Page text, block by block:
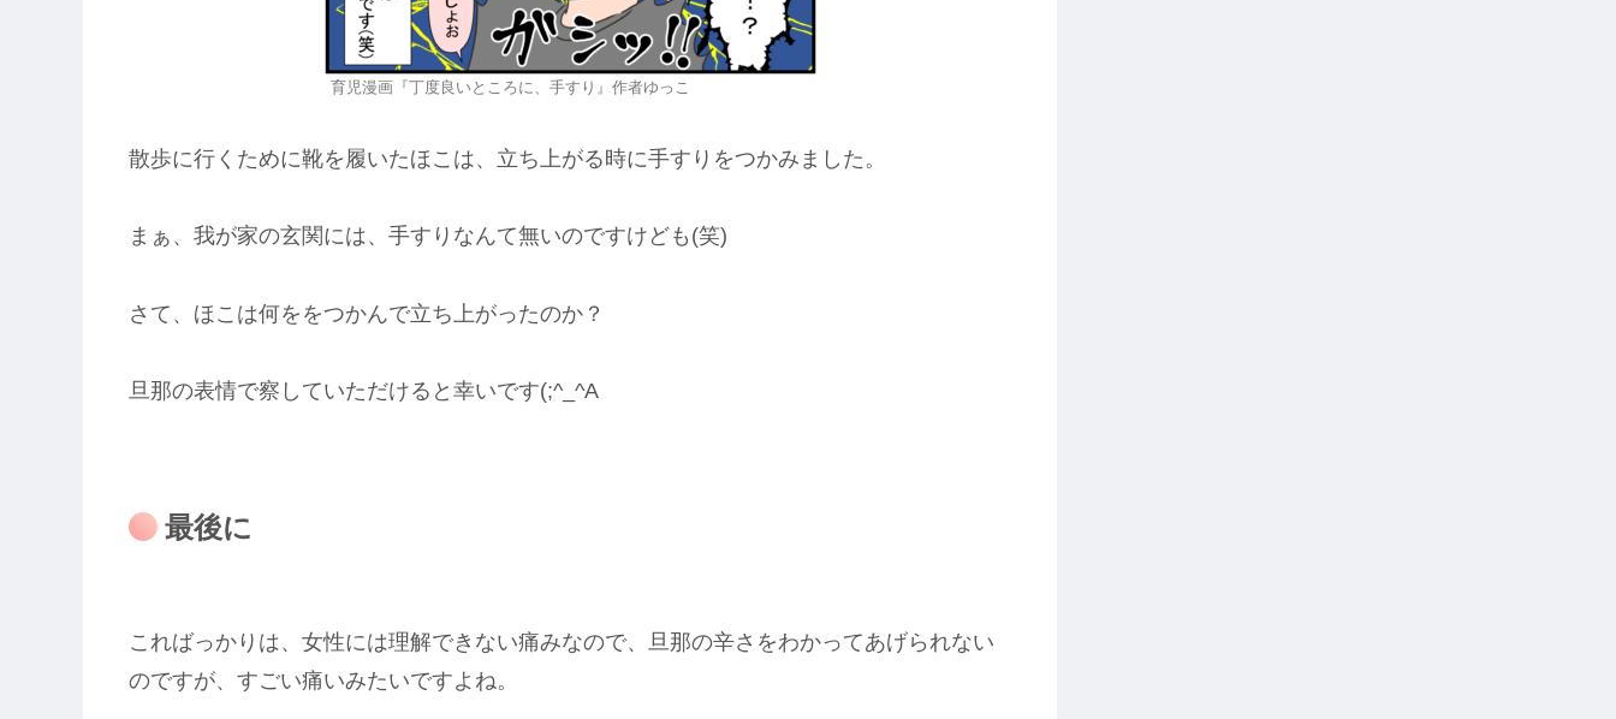
育児漫画『丁度良いところに、手すり』作者ゆっこ
散歩に行くために靴を履いたほこは、立ち上がる時に手すりをつかみました。
まぁ、我が家の玄関には、手すりなんて無いのですけども(笑)
さて、ほこは何ををつかんで立ち上がったのか？
旦那の表情で察していただけると幸いです(;^_^A
最後に
こればっかりは、女性には理解できない痛みなので、旦那の辛さをわかってあげられない
のですが、すごい痛いみたいですよね。